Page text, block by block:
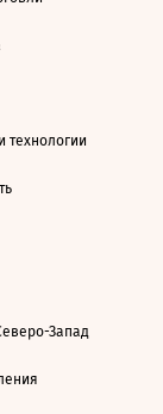
технологии
Запад